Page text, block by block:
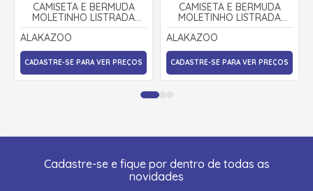
CAMISETA E BERMUDA
MOLETINHO LISTRADA
19346 - ALAKAZOO
ALAKAZOO
CADASTRE-SE PARA VER PREÇOS
CAMISETA E BERMUDA
MOLETINHO LISTRADA
19346 - ALAKAZOO
ALAKAZOO
CADASTRE-SE PARA VER PREÇOS
Cadastre-se e fique por dentro de todas as
novidades